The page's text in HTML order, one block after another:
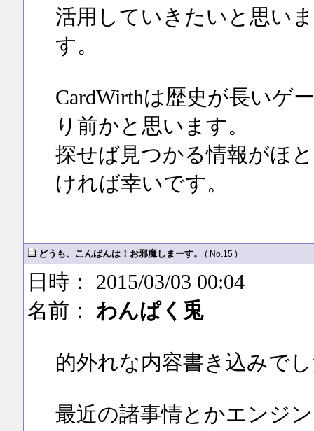
活用していきたいと思い
す。
CardWirthは歴史が長いゲ
り前かと思います。
探せば見つかる情報がほ
ければ幸いです。
どうも、こんばんは！お邪魔しまーす。 ( No.15 )
日時： 2015/03/03 00:04
名前： わんぱく兎
的外れな内容書き込みで
最近の諸事情とかエンジ